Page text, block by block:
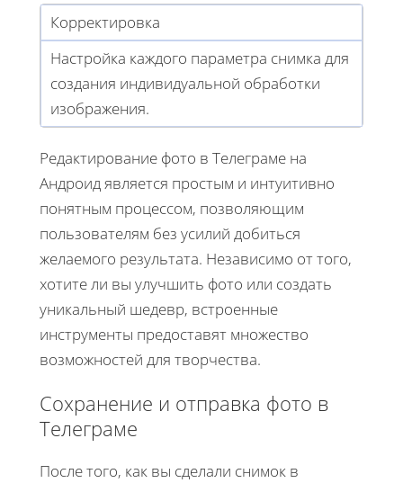
Корректировка
Настройка каждого параметра снимка для
создания индивидуальной обработки
изображения.
Редактирование фото в Телеграме на
Андроид является простым и интуитивно
понятным процессом, позволяющим
пользователям без усилий добиться
желаемого результата. Независимо от того,
хотите ли вы улучшить фото или создать
уникальный шедевр, встроенные
инструменты предоставят множество
возможностей для творчества.
Сохранение и отправка фото в
Телеграме
После того, как вы сделали снимок в